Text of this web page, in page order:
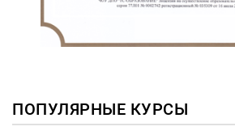
ПОПУЛЯРНЫЕ КУРСЫ